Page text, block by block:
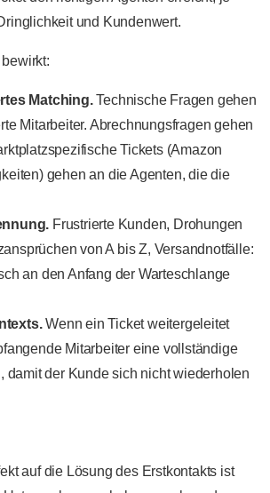
und Kundenwert.
Matching.Technische Fragen gehen
Mitarbeiter. Abrechnungsfragen gehen
Tickets (Amazon
gehen an die Agenten, die die
Frustrierte Kunden, Drohungen
von A bis Z, Versandnotfälle:
an den Anfang der Warteschlange
Wenn ein Ticket weitergeleitet
Mitarbeiter eine vollständige
damit der Kunde sich nicht wiederholen
auf die Lösung des Erstkontakts ist